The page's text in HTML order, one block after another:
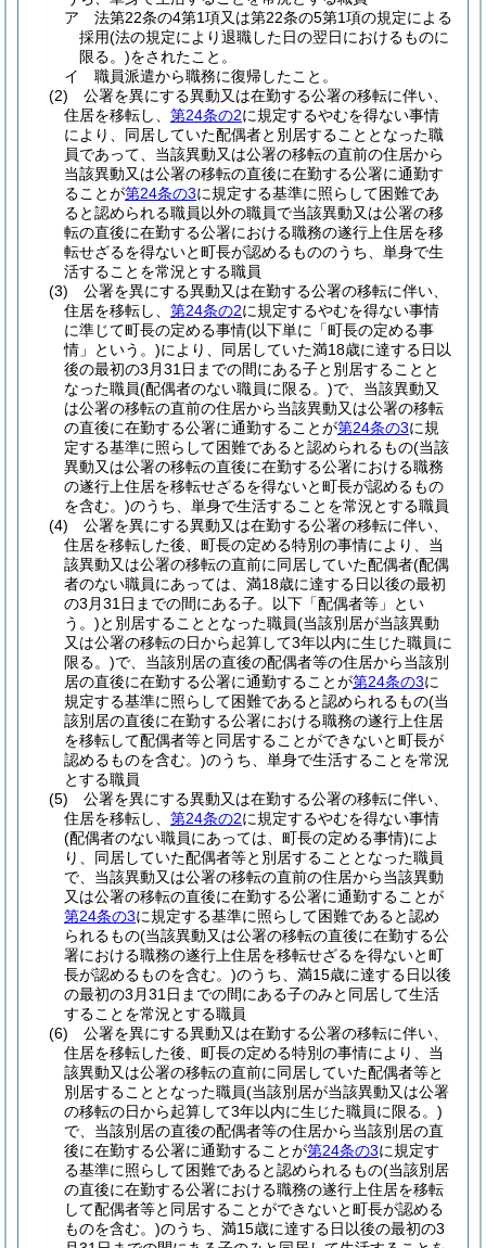
ア
法第22条の4第1項又は第22条の5第1項の規定による
採用(法の規定により退職した日の翌日におけるものに
限る。)をされたこと。
イ
職員派遣から職務に復帰したこと。
(2)
公署を異にする異動又は在勤する公署の移転に伴い、
住居を移転し、 第24条の2に規定するやむを得ない事情
により、同居していた配偶者と別居することとなった職
員であって、当該異動又は公署の移転の直前の住居から
当該異動又は公署の移転の直後に在勤する公署に通勤す
ることが第24条の3に規定する基準に照らして困難であ
ると認められる職員以外の職員で当該異動又は公署の移
転の直後に在勤する公署における職務の遂行上住居を移
転せざるを得ないと町長が認めるもののうち、単身で生
活することを常況とする職員
(3)
公署を異にする異動又は在勤する公署の移転に伴い、
住居を移転し、 第24条の2に規定するやむを得ない事情
に準じて町長の定める事情(以下単に「町長の定める事
情」という。)により、同居していた満18歳に達する日以
後の最初の3月31日までの間にある子と別居することと
なった職員(配偶者のない職員に限る。)で、当該異動又
は公署の移転の直前の住居から当該異動又は公署の移転
の直後に在勤する公署に通勤することが第24条の3に規
定する基準に照らして困難であると認められるもの(当該
異動又は公署の移転の直後に在勤する公署における職務
の遂行上住居を移転せざるを得ないと町長が認めるもの
を含む。)のうち、単身で生活することを常況とする職員
(4)
公署を異にする異動又は在勤する公署の移転に伴い、
住居を移転した後、町長の定める特別の事情により、当
該異動又は公署の移転の直前に同居していた配偶者(配偶
者のない職員にあっては、満18歳に達する日以後の最初
の3月31日までの間にある子。以下「配偶者等」とい
う。)と別居することとなった職員(当該別居が当該異動
又は公署の移転の日から起算して3年以内に生じた職員に
限る。)で、当該別居の直後の配偶者等の住居から当該別
居の直後に在勤する公署に通勤することが第24条の3に
規定する基準に照らして困難であると認められるもの(当
該別居の直後に在勤する公署における職務の遂行上住居
を移転して配偶者等と同居することができないと町長が
認めるものを含む。)のうち、単身で生活することを常況
とする職員
(5)
公署を異にする異動又は在勤する公署の移転に伴い、
住居を移転し、 第24条の2に規定するやむを得ない事情
(配偶者のない職員にあっては、町長の定める事情)によ
り、同居していた配偶者等と別居することとなった職員
で、当該異動又は公署の移転の直前の住居から当該異動
又は公署の移転の直後に在勤する公署に通勤することが
第24条の3に規定する基準に照らして困難であると認め
られるもの(当該異動又は公署の移転の直後に在勤する公
署における職務の遂行上住居を移転せざるを得ないと町
長が認めるものを含む。)のうち、満15歳に達する日以後
の最初の3月31日までの間にある子のみと同居して生活
することを常況とする職員
(6)
公署を異にする異動又は在勤する公署の移転に伴い、
住居を移転した後、町長の定める特別の事情により、当
該異動又は公署の移転の直前に同居していた配偶者等と
別居することとなった職員(当該別居が当該異動又は公署
の移転の日から起算して3年以内に生じた職員に限る。)
で、当該別居の直後の配偶者等の住居から当該別居の直
後に在勤する公署に通勤することが第24条の3に規定す
る基準に照らして困難であると認められるもの(当該別居
の直後に在勤する公署における職務の遂行上住居を移転
して配偶者等と同居することができないと町長が認める
ものを含む。)のうち、満15歳に達する日以後の最初の3